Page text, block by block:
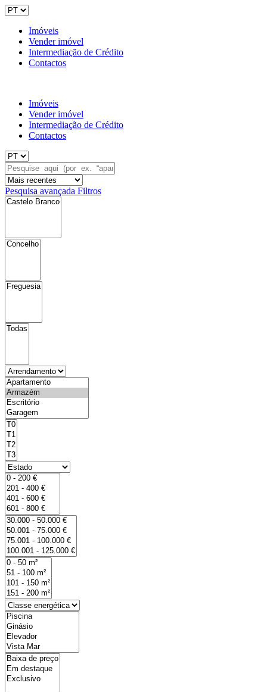
Imóveis
Vender imóvel
Intermediação de Crédito
Contactos
Imóveis
Vender imóvel
Intermediação de Crédito
Contactos
Pesquisa avançada Filtros